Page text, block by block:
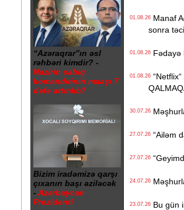
“Azəraqrar”ın əsl
rəhbəri kimdir? -
Nazirin sabiq
komandirinin maaşı 7
dəfə artırılıb?
Bizim iradəmizə qarşı
çıxanın başı əziləcək
- Azərbaycan
Prezidenti
01.08.26Manaf
sonra
01.08.26Fədayə
01.08.26“Netflix“
30.07.26
27.07.26“Ailəm
27.07.26
24.07.26
23.07.26Bu gün